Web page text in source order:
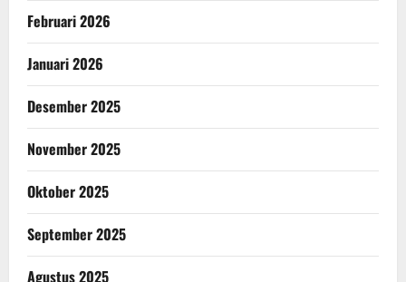
Februari 2026
Januari 2026
Desember 2025
November 2025
Oktober 2025
September 2025
Agustus 2025